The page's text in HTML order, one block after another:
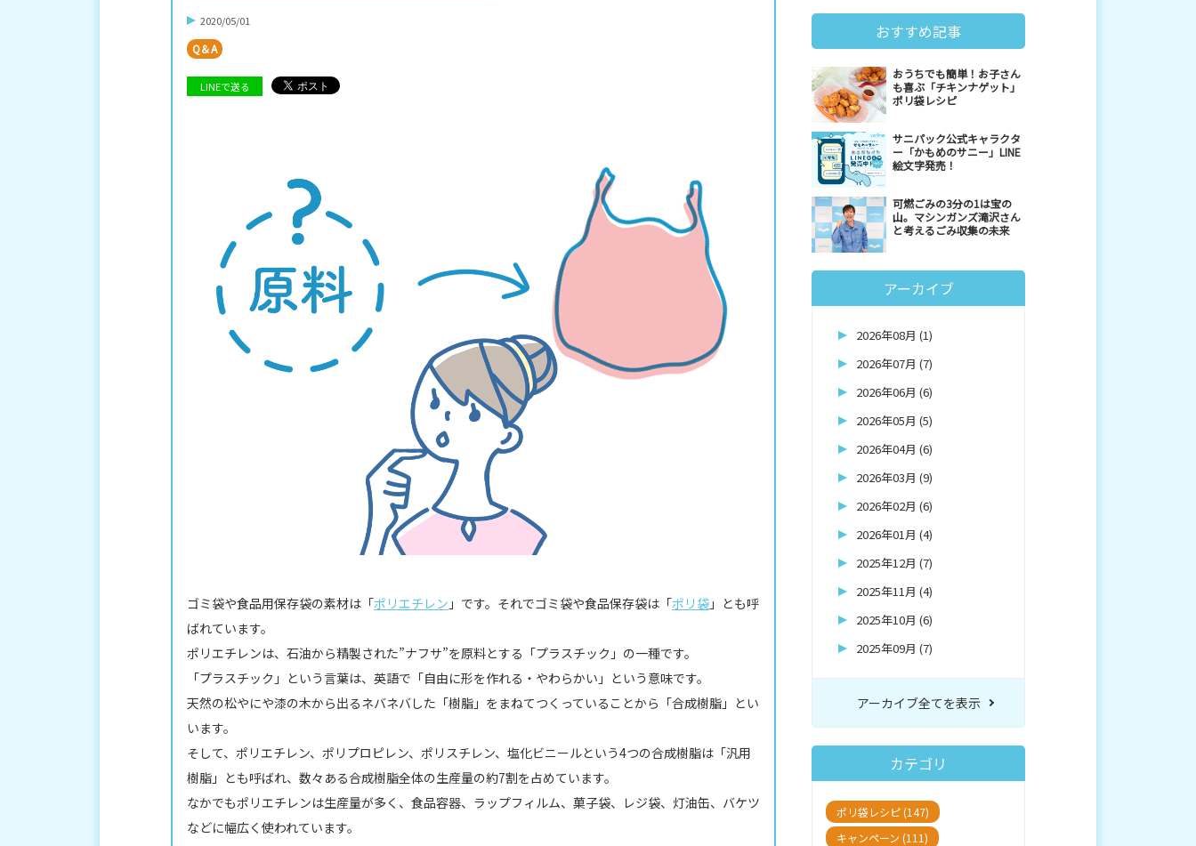
2020/05/01
Q＆A
LINEで送る
ゴミ袋や食品用保存袋の素材は「ポリエチレン 」です。それでゴミ袋や食品保存袋は「ポリ袋 」とも呼
ばれています。
ポリエチレンは、石油から精製された”ナフサ”を原料とする「プラスチック」の一種です。
「プラスチック」という言葉は、英語で「自由に形を作れる・やわらかい」という意味です。
天然の松やにや漆の木から出るネバネバした「樹脂」をまねてつくっていることから「合成樹脂」とい
います。
そして、ポリエチレン、ポリプロピレン、ポリスチレン、塩化ビニールという4つの合成樹脂は「汎用
樹脂」とも呼ばれ、数々ある合成樹脂全体の生産量の約7割を占めています。
なかでもポリエチレンは生産量が多く、食品容器、ラップフィルム、菓子袋、レジ袋、灯油缶、バケツ
などに幅広く使われています。
おすすめ記事
おうちでも簡単！お子さん
も喜ぶ「チキンナゲット」
ポリ袋レシピ
サニパック公式キャラクタ
ー「かもめのサニー」LINE
絵文字発売！
可燃ごみの3分の1は宝の
山。マシンガンズ滝沢さん
と考えるごみ収集の未来
アーカイブ
2026年08月 (1)
2026年07月 (7)
2026年06月 (6)
2026年05月 (5)
2026年04月 (6)
2026年03月 (9)
2026年02月 (6)
2026年01月 (4)
2025年12月 (7)
2025年11月 (4)
2025年10月 (6)
2025年09月 (7)
アーカイブ全てを表示
カテゴリ
ポリ袋レシピ (147)
キャンペーン (111)